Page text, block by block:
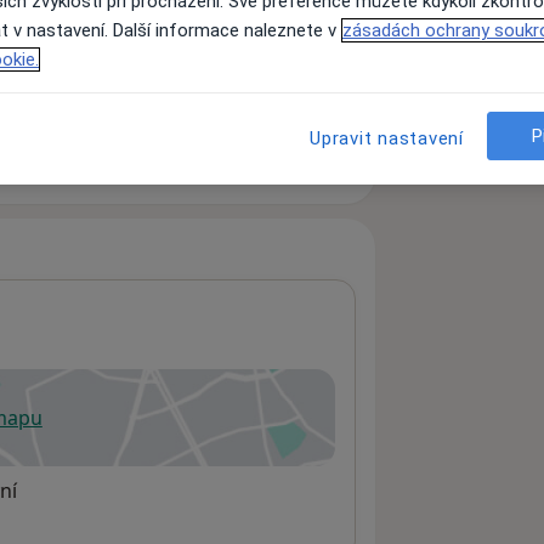
nejsou k dispozici
informace o svých službách.
v nové záložce
v nastavení. Další informace naleznete v zásadách ochrany
Upravit nastavení